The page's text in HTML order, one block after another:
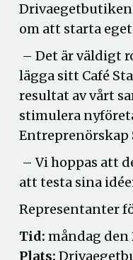
Drivaegetbutiken
om att starta
– Det är väldigt
lägga sitt Café
resultat av vårt
stimulera
Entreprenörskap
– Vi hoppas att
att testa sina
Representanter
Tid: måndag den
Plats: